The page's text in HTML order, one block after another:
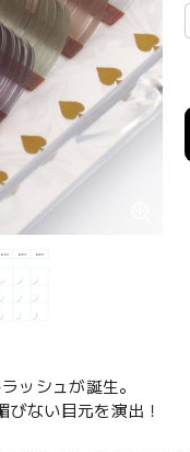
ッシュが誕生。
ない目元を演出！